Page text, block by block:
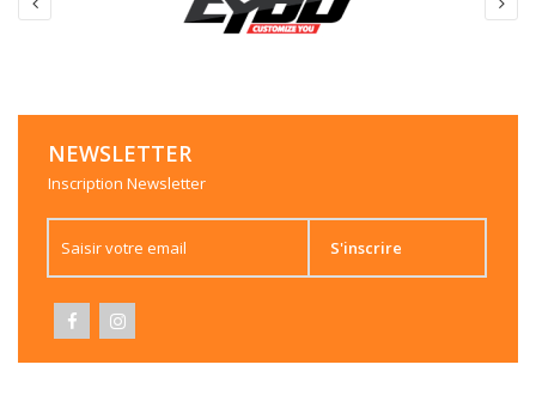
NEWSLETTER
Inscription Newsletter
S'inscrire